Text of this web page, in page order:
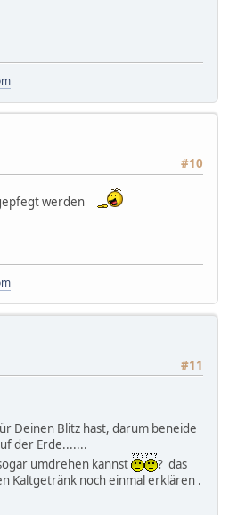
#10
werden
#11
Deinen Blitz hast, darum beneide
der Erde.......
umdrehen kannst
? das
Kaltgetränk noch einmal erklären .